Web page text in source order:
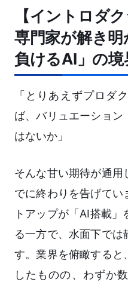
【イントロダ
専門家が解き明
負けるAI」の境
「とりあえずプロダ
ば、バリュエーショ
はないか」
そんな甘い期待が通用
でに終わりを告げてい
トアップが「AI搭載
る一方で、水面下では
す。業界を俯瞰すると
したものの、わずか